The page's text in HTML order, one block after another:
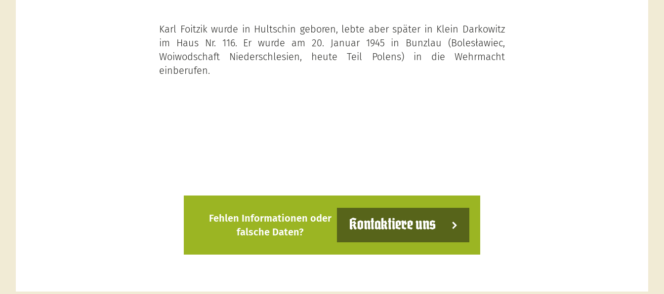
Karl Foitzik wurde in Hultschin geboren, lebte aber später in Klein Darkowitz
im Haus Nr. 116. Er wurde am 20. Januar 1945 in Bunzlau (Bolesławiec,
Woiwodschaft Niederschlesien, heute Teil Polens) in die Wehrmacht
einberufen.
Fehlen Informationen oder
falsche Daten?
Kontaktiere uns